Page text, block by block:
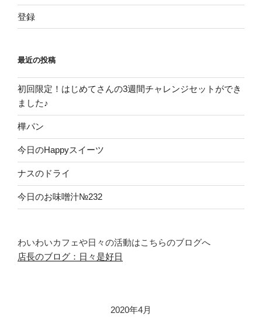
登録
最近の投稿
初回限定！はじめてさんの3週間チャレンジセットができ
ました♪
樺パン
今日のHappyスイーツ
ナスのドライ
今日のお味噌汁№232
わいわいカフェや日々の活動はこちらのブログへ
店長のブログ：日々是好日
2020年4月